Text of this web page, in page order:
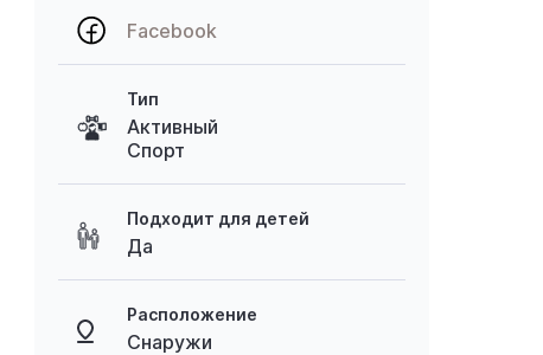
Facebook
Тип
Активный
Спорт
Подходит для детей
Да
Расположение
Снаружи